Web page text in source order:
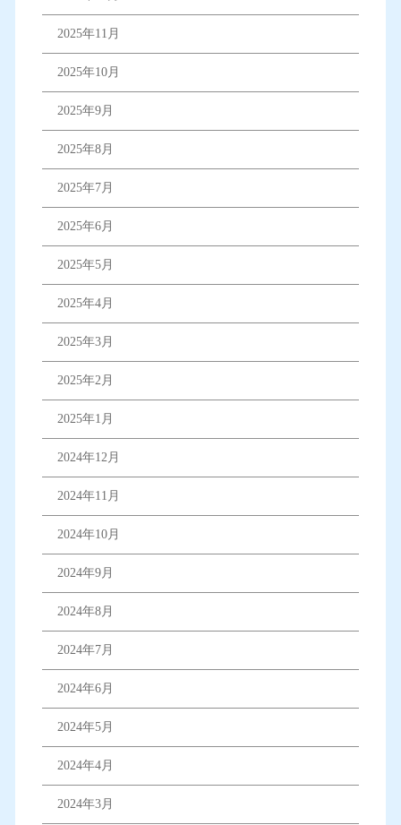
2025年11月
2025年10月
2025年9月
2025年8月
2025年7月
2025年6月
2025年5月
2025年4月
2025年3月
2025年2月
2025年1月
2024年12月
2024年11月
2024年10月
2024年9月
2024年8月
2024年7月
2024年6月
2024年5月
2024年4月
2024年3月